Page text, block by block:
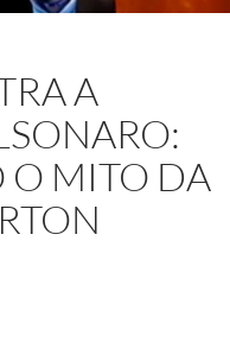
A
O MITO DA